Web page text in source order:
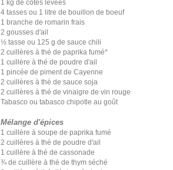
1 kg de côtes levées
4 tasses ou 1 litre de bouillon de boeuf
1 branche de romarin frais
2 gousses d'ail
½ tasse ou 125 g de sauce chili
2 cuillères à thé de paprika fumé*
1 cuillère à thé de poudre d'ail
1 pincée de piment de Cayenne
2 cuillères à thé de sauce soja
2 cuillères à thé de vinaigre de vin rouge
Tabasco ou tabasco chipotle au goût
Mélange d'épices
1 cuillère à soupe de paprika fumé
2 cuillères à thé de poudre d'ail
1 cuillère à thé de cassonade
¾ de cuillère à thé de thym séché